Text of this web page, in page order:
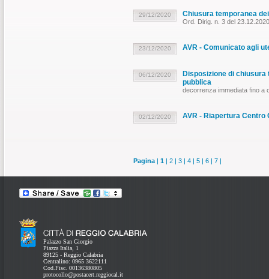
29/12/2020 Chiusura temporanea
Ord. Dirig. n. 3 del
23/12/2020 AVR - Comunicato agli
06/12/2020
Disposizione di chiusura
pubblica
decorrenza immediata fino a
02/12/2020 AVR - Riapertura
Pagina | 1 | 2 | 3 | 4 | 5 | 6 | 7 |
Palazzo San Giorgio
Piazza Italia, 1
89125 - Reggio Calabria
Centralino: 0965 3622111
Cod.Fisc. 00136380805
protocollo@postacert.reggiocal.it